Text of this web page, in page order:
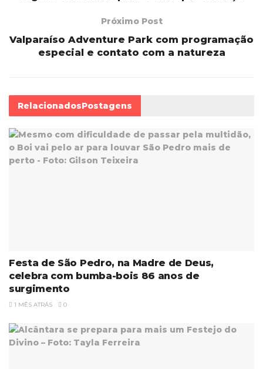
Próximo Post
Valparaíso Adventure Park com programação
especial e contato com a natureza
RelacionadosPostagens
Festa de São Pedro, na Madre de Deus,
celebra com bumba-bois 86 anos de
surgimento
1 MÊS ATRÁS 0